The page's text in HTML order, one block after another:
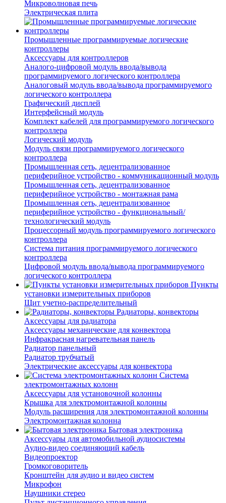
Микроволновая печь
Электрическая плита
Промышленные программируемые логические
контроллеры
Аксессуары для контроллеров
Аналого-цифровой модуль ввода/вывода
программируемого логического контроллера
Аналоговый модуль ввода/вывода программируемого
логического контроллера
Графический дисплей
Интерфейсный модуль
Комплект кабелей для программируемого логического
контроллера
Логический модуль
Модуль связи программируемого логического
контроллера
Промышленная сеть, децентрализованное
периферийное устройство - коммуникационный модуль
Промышленная сеть, децентрализованное
периферийное устройство - монтажная рама
Промышленная сеть, децентрализованное
периферийное устройство - функциональный/
технологический модуль
Процессорный модуль программируемого логического
контроллера
Система питания программируемого логического
контроллера
Цифровой модуль ввода/вывода программируемого
логического контроллера
Пункты
установки измерительных приборов
Щит учетно-распределительный
Радиаторы, конвекторы
Аксессуары для радиатора
Аксессуары механические для конвектора
Инфракрасная нагревательная панель
Радиатор панельный
Радиатор трубчатый
Электрические аксессуары для конвектора
Система
электромонтажных колонн
Аксессуары для установочной колонны
Крышка для электромонтажной колонны
Модуль расширения для электромонтажной колонны
Электромонтажная колонна
Бытовая электроника
Аксессуары для автомобильной аудиосистемы
Аудио-видео соединяющий кабель
Видеопроектор
Громкоговоритель
Кронштейн для аудио и видео систем
Микрофон
Наушники стерео